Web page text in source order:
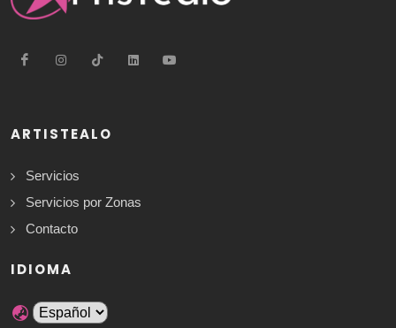
ARTISTEALO
Servicios
Servicios por Zonas
Contacto
IDIOMA